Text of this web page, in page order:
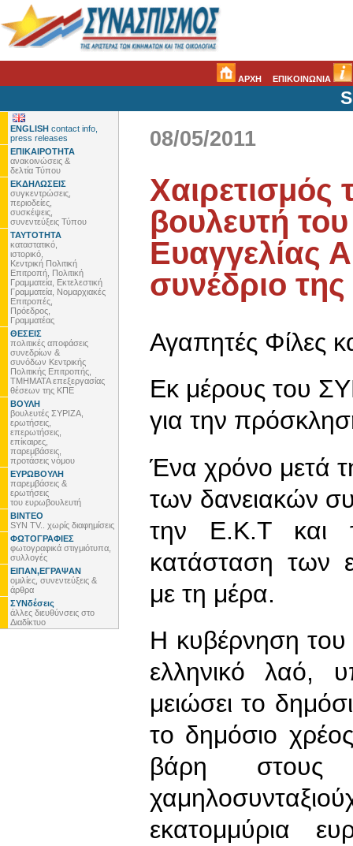
ΑΡΧΗ ΕΠΙΚΟΙΝΩΝΙΑ
ENGLISH contact info,
press releases
ΕΠΙΚΑΙΡΟΤΗΤΑ
ανακοινώσεις &
δελτία Τύπου
ΕΚΔΗΛΩΣΕΙΣ
συγκεντρώσεις,
περιοδείες,
συσκέψεις,
συνεντεύξεις Τύπου
ΤΑΥΤΟΤΗΤΑ
καταστατικό,
ιστορικό,
Κεντρική Πολιτική
Επιτροπή, Πολιτική
Γραμματεία, Εκτελεστική
Γραμματεία, Νομαρχιακές
Επιτροπές,
Πρόεδρος,
Γραμματέας
ΘΕΣΕΙΣ
πολιτικές αποφάσεις
συνεδρίων &
συνόδων Κεντρικής
Πολιτικής Επιτροπής,
ΤΜΗΜΑΤΑ επεξεργασίας
θέσεων της ΚΠΕ
ΒΟΥΛΗ
βουλευτές ΣΥΡΙΖΑ,
ερωτήσεις,
επερωτήσεις,
επίκαιρες,
παρεμβάσεις,
προτάσεις νόμου
ΕΥΡΩΒΟΥΛΗ
παρεμβάσεις &
ερωτήσεις
του ευρωβουλευτή
ΒΙΝΤΕΟ
SYN TV.. χωρίς διαφημίσεις
ΦΩΤΟΓΡΑΦΙΕΣ
φωτογραφικά στιγμιότυπα,
συλλογές
ΕΙΠΑΝ,ΕΓΡΑΨΑΝ
ομιλίες, συνεντεύξεις &
άρθρα
ΣΥΝδέσεις
άλλες διευθύνσεις στο
Διαδίκτυο
08/05/2011
Χαιρετισμός
βουλευτή
Ευαγγελίας
συνέδριο
Αγαπητές Φίλες
Εκ μέρους του
για την
Ένα χρόνο μετά
των δανειακών
την Ε.Κ.Τ και
κατάσταση των
με τη μέρα.
Η κυβέρνηση
ελληνικό λαό,
μειώσει το
το δημόσιο
βάρη στους
εκατομμύρια